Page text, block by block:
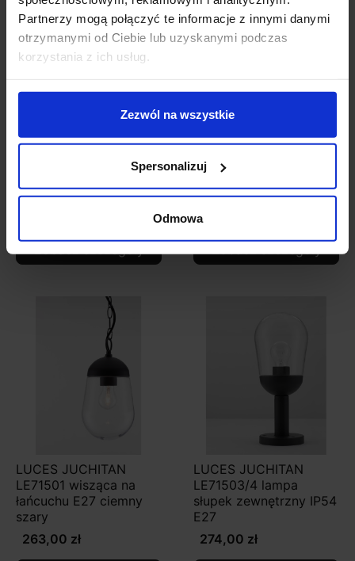
Partnerzy mogą połączyć te informacje z innymi danymi
otrzymanymi od Ciebie lub uzyskanymi podczas
korzystania z ich usług.
Zezwól na wszystkie
Spersonalizuj
Odmowa
LE71571 kinkiet
LUCES JUAREZ
LE71465/6 kinkiet
czarny
297,00 zł
LUCES JUCHITAN
LE71501 wisząca na
łańcuchu E27 ciemny
szary
263,00 zł
LUCES JUCHITAN
LE71503/4 lampa
słupek zewnętrzny IP54
E27
274,00 zł